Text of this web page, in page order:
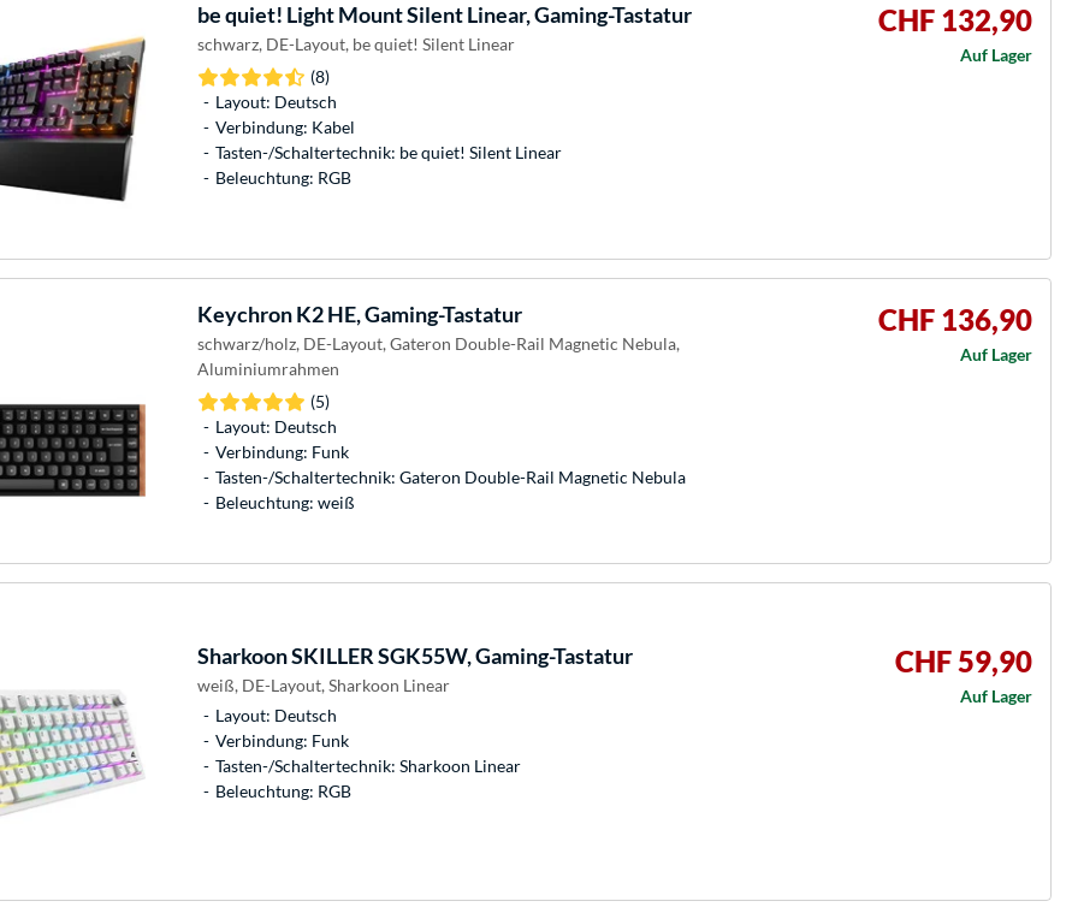
be quiet! Light Mount Silent Linear, Gaming-Tastatur
schwarz, DE-Layout, be quiet! Silent Linear
(8)
Layout: Deutsch
Verbindung: Kabel
Tasten-/Schaltertechnik: be quiet! Silent Linear
Beleuchtung: RGB
CHF 132,90
Auf Lager
KeychronK2 HE, Gaming-Tastatur
schwarz/holz, DE-Layout, Gateron Double-Rail Magnetic Nebula,
Aluminiumrahmen
(5)
Layout: Deutsch
Verbindung: Funk
Tasten-/Schaltertechnik: Gateron Double-Rail Magnetic Nebula
Beleuchtung: weiß
CHF 136,90
Auf Lager
SharkoonSKILLER SGK55W, Gaming-Tastatur
weiß, DE-Layout, Sharkoon Linear
Layout: Deutsch
Verbindung: Funk
Tasten-/Schaltertechnik: Sharkoon Linear
Beleuchtung: RGB
CHF 59,90
Auf Lager